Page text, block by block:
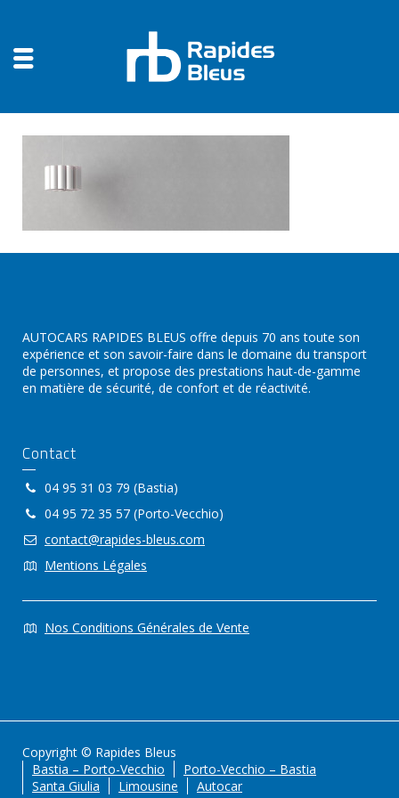
AUTOCARS RAPIDES BLEUS offre depuis 70 ans toute son
expérience et son savoir-faire dans le domaine du transport
de personnes, et propose des prestations haut-de-gamme
en matière de sécurité, de confort et de réactivité.
Contact
04 95 31 03 79 (Bastia)
04 95 72 35 57 (Porto-Vecchio)
contact@rapides-bleus.com
Mentions Légales
Nos Conditions Générales de Vente
Copyright © Rapides Bleus
Bastia – Porto-Vecchio
Porto-Vecchio – Bastia
Santa Giulia
Limousine Autocar